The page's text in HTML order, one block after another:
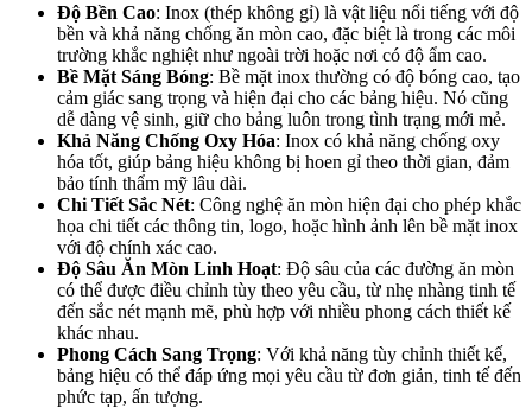
Độ Bền Cao: Inox (thép không gỉ) là vật liệu nổi tiếng với độ
bền và khả năng chống ăn mòn cao, đặc biệt là trong các môi
trường khắc nghiệt như ngoài trời hoặc nơi có độ ẩm cao.
Bề Mặt Sáng Bóng: Bề mặt inox thường có độ bóng cao, tạo
cảm giác sang trọng và hiện đại cho các bảng hiệu. Nó cũng
dễ dàng vệ sinh, giữ cho bảng luôn trong tình trạng mới mẻ.
Khả Năng Chống Oxy Hóa: Inox có khả năng chống oxy
hóa tốt, giúp bảng hiệu không bị hoen gỉ theo thời gian, đảm
bảo tính thẩm mỹ lâu dài.
Chi Tiết Sắc Nét: Công nghệ ăn mòn hiện đại cho phép khắc
họa chi tiết các thông tin, logo, hoặc hình ảnh lên bề mặt inox
với độ chính xác cao.
Độ Sâu Ăn Mòn Linh Hoạt: Độ sâu của các đường ăn mòn
có thể được điều chỉnh tùy theo yêu cầu, từ nhẹ nhàng tinh tế
đến sắc nét mạnh mẽ, phù hợp với nhiều phong cách thiết kế
khác nhau.
Phong Cách Sang Trọng: Với khả năng tùy chỉnh thiết kế,
bảng hiệu có thể đáp ứng mọi yêu cầu từ đơn giản, tinh tế đến
phức tạp, ấn tượng.